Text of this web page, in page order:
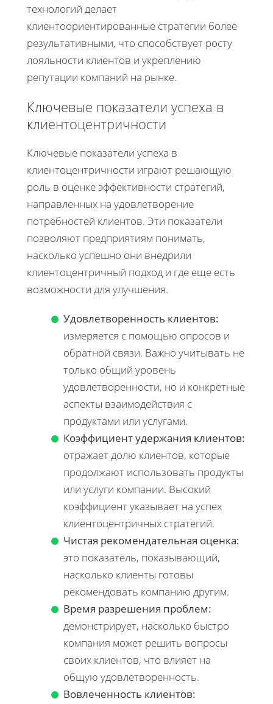
технологий делает
клиентоориентированные стратегии более
результативными, что способствует росту
лояльности клиентов и укреплению
репутации компаний на рынке.
Ключевые показатели успеха в
клиентоцентричности
Ключевые показатели успеха в
клиентоцентричности играют решающую
роль в оценке эффективности стратегий,
направленных на удовлетворение
потребностей клиентов. Эти показатели
позволяют предприятиям понимать,
насколько успешно они внедрили
клиентоцентричный подход и где еще есть
возможности для улучшения.
Удовлетворенность клиентов:
измеряется с помощью опросов и
обратной связи. Важно учитывать не
только общий уровень
удовлетворенности, но и конкретные
аспекты взаимодействия с
продуктами или услугами.
Коэффициент удержания клиентов:
отражает долю клиентов, которые
продолжают использовать продукты
или услуги компании. Высокий
коэффициент указывает на успех
клиентоцентричных стратегий.
Чистая рекомендательная оценка:
это показатель, показывающий,
насколько клиенты готовы
рекомендовать компанию другим.
Время разрешения проблем:
демонстрирует, насколько быстро
компания может решить вопросы
своих клиентов, что влияет на
общую удовлетворенность.
Вовлеченность клиентов: